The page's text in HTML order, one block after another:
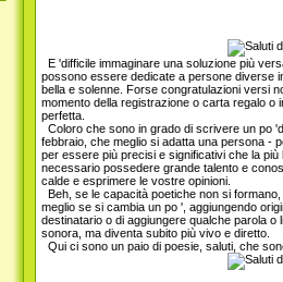
E 'difficile immaginare una soluzione più
possono essere dedicate a persone diverse
bella e solenne. Forse congratulazioni versi
momento della registrazione o carta regalo o
perfetta.
Coloro che sono in grado di scrivere un po
febbraio, che meglio si adatta una persona -
per essere più precisi e significativi che la
necessario possedere grande talento e
calde e esprimere le vostre opinioni.
Beh, se le capacità poetiche non si
meglio se si cambia un po ', aggiungendo
destinatario o di aggiungere qualche parola
sonora, ma diventa subito più vivo e diretto.
Qui ci sono un paio di poesie, saluti, che